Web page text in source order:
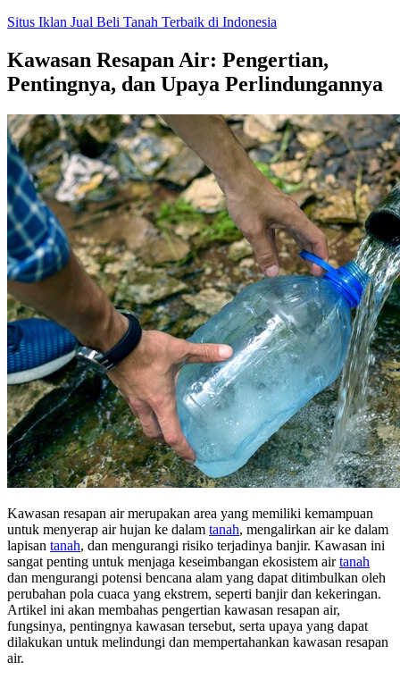
Skip
content
Situs Iklan Jual Beli Tanah Terbaik di Indonesia
Kawasan Resapan Air: Pengertian,
Pentingnya, dan Upaya Perlindungannya
Kawasan resapan air merupakan area yang memiliki kemampuan
untuk menyerap air hujan ke dalam tanah, mengalirkan air ke dalam
lapisan tanah, dan mengurangi risiko terjadinya banjir. Kawasan ini
sangat penting untuk menjaga keseimbangan ekosistem airtanah
dan mengurangi potensi bencana alam yang dapat ditimbulkan oleh
perubahan pola cuaca yang ekstrem, seperti banjir dan kekeringan.
Artikel ini akan membahas pengertian kawasan resapan air,
fungsinya, pentingnya kawasan tersebut, serta upaya yang dapat
dilakukan untuk melindungi dan mempertahankan kawasan resapan
air.